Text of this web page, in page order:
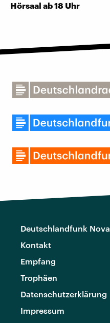
Hörsaal ab 18 Uhr
Deutschlandfunk Nova
Kontakt
Empfang
Trophäen
Datenschutzerklärung
Impressum